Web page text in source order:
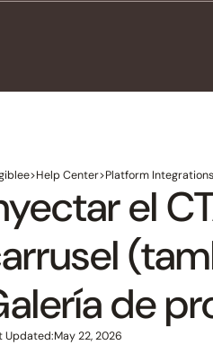
>Help Center>Platform
el
de
Updated:May 22, 2026